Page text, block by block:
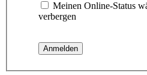
Meinen Online-Status
verbergen